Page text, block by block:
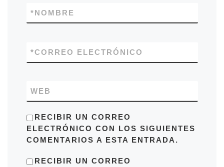
NOMBRE
*
CORREO ELECTRÓNICO
*
WEB
RECIBIR UN CORREO
ELECTRÓNICO CON LOS SIGUIENTES
COMENTARIOS A ESTA ENTRADA.
RECIBIR UN CORREO